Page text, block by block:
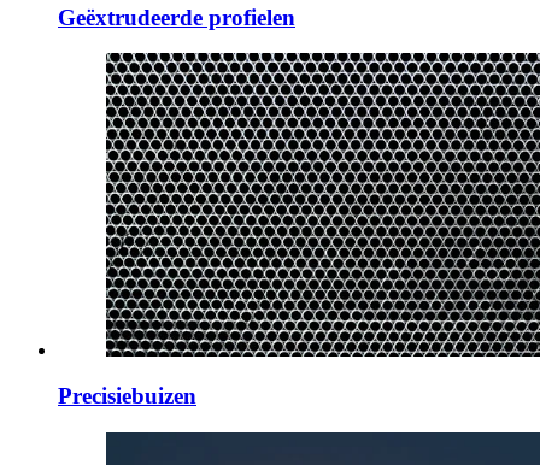
Geëxtrudeerde profielen
Precisiebuizen